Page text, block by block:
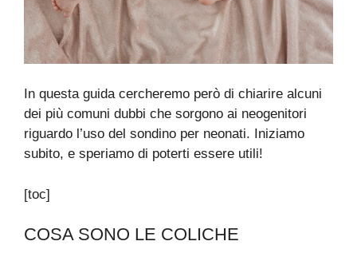
In questa guida cercheremo però di chiarire alcuni
dei più comuni dubbi che sorgono ai neogenitori
riguardo l’uso del sondino per neonati. Iniziamo
subito, e speriamo di poterti essere utili!
[toc]
COSA SONO LE COLICHE